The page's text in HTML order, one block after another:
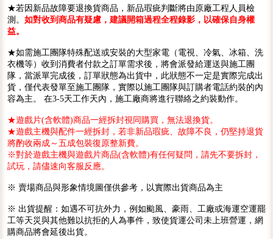
★若因新品故障要退換貨商品，新品瑕疵判斷將由原廠工程人員檢
測。 如對收到商品有疑慮，建議開箱過程全程錄影，以確保自身權
益。
★如需施工團隊特殊配送或安裝的大型家電（電視、冷氣、冰箱、洗
衣機等）收到消費者付款之訂單需求後，將會派發給運送與施工團
隊，當派單完成後，訂單狀態為出貨中，此狀態不一定是實際完成出
貨，僅代表發單至施工團隊，實際以施工團隊與訂購者電話約裝的內
容為主。 在3-5天工作天內，施工廠商將進行聯絡之約裝動作。
★遊戲片(含軟體)商品一經拆封視同購買，無法退換貨。
★遊戲主機與配件一經拆封，若非新品瑕疵、故障不良，仍堅持退貨
將酌收兩成～五成包裝復原整新費。
※對於遊戲主機與遊戲片商品(含軟體)有任何疑問，請先不要拆封，
試玩，請儘速向客服反應。
※ 賣場商品與形象情境圖僅供參考，以實際出貨商品為主
※ 出貨提醒：如遇不可抗外力，例如颱風、豪雨、工廠或海運空運罷
工等天災與其他難以抗拒的人為事件，致使貨運公司未上班營運，網
購商品將會延後出貨。